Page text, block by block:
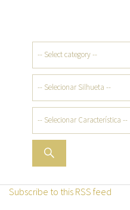
-- Select category --
-- Selecionar Silhueta --
-- Selecionar Característica --
Subscribe to this RSS feed